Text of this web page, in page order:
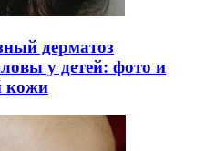
дерматоз
у детей: фото и
кожи